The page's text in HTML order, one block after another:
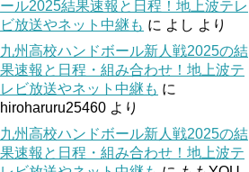
ール2025結果速報と日程！地上波テレ
ビ放送やネット中継も に よし より
九州高校ハンドボール新人戦2025の結
果速報と日程・組み合わせ！地上波テ
レビ放送やネット中継も に
hiroharuru25460 より
九州高校ハンドボール新人戦2025の結
果速報と日程・組み合わせ！地上波テ